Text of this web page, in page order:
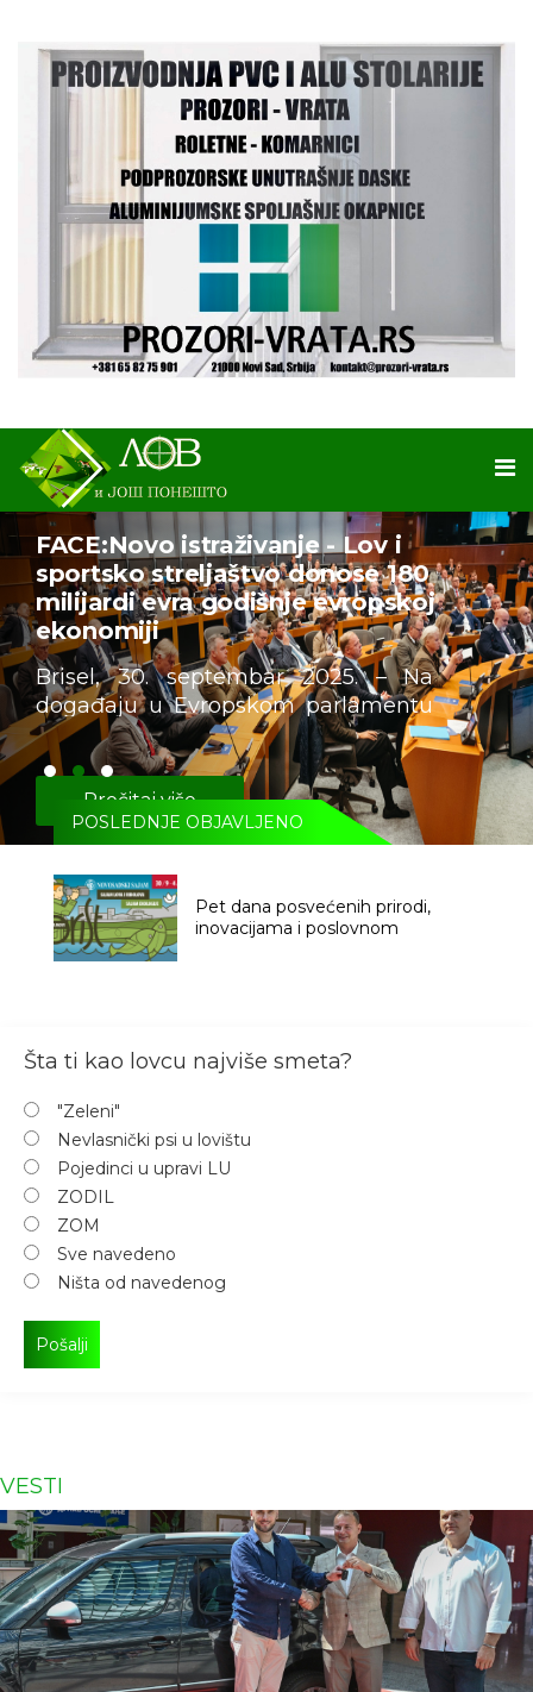
ZAUSTAVIMO RAZORUŽAVANjE
SRBIJE
U četvrtak, 20. jula održan je
konsultativni sastanak u MUP-u
povodom izmena i dopuna ZOM-a.
Pročitaj više
POSLEDNJE OBJAVLJENO
Predstavljamo mobilnu aplikaciju
„Hunting Dictionary“ – višejezični
Šta ti kao lovcu najviše smeta?
"Zeleni"
Nevlasnički psi u lovištu
Pojedinci u upravi LU
ZODIL
ZOM
Sve navedeno
Ništa od navedenog
VESTI